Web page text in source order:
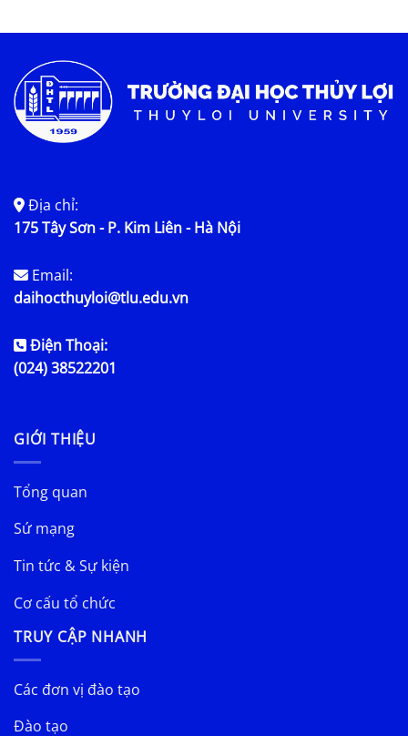
Tin tức chung
Địa chỉ:
175 Tây Sơn - P. Kim Liên - Hà Nội
Email:
daihocthuyloi@tlu.edu.vn
Điện Thoại:
(024) 38522201
GIỚI THIỆU
Tổng quan
Sứ mạng
Tin tức & Sự kiện
Cơ cấu tổ chức
TRUY CẬP NHANH
Các đơn vị đào tạo
Đào tạo